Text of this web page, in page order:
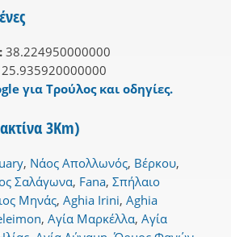
38.224950000000
25.935920000000
για Τρούλος και οδηγίες.
3Km)
, Νάος Απολλωνός, Βέρκου,
Σαλάγωνα, Fana, Σπήλαιο
Μηνάς, Aghia Irini, Aghia
, Αγία Μαρκέλλα, Αγία